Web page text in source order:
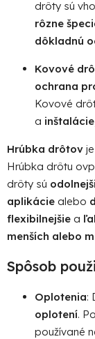
drôty sú
rôzne
dôkladnú
Kovové
ochrana
Kovové
a inštalácie
Hrúbka drôtov
Hrúbka drôtu
drôty sú
aplikácie alebo
flexibilnejšie a
menších alebo
Spôsob
Oplotenia:
oplotení.
používané